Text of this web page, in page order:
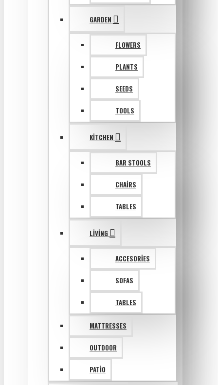
GARDEN
FLOWERS
PLANTS
SEEDS
TOOLS
KITCHEN
BAR STOOLS
CHAIRS
TABLES
LIVING
ACCESORIES
SOFAS
TABLES
MATTRESSES
OUTDOOR
PATIO